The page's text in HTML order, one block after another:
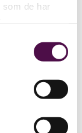
som de har